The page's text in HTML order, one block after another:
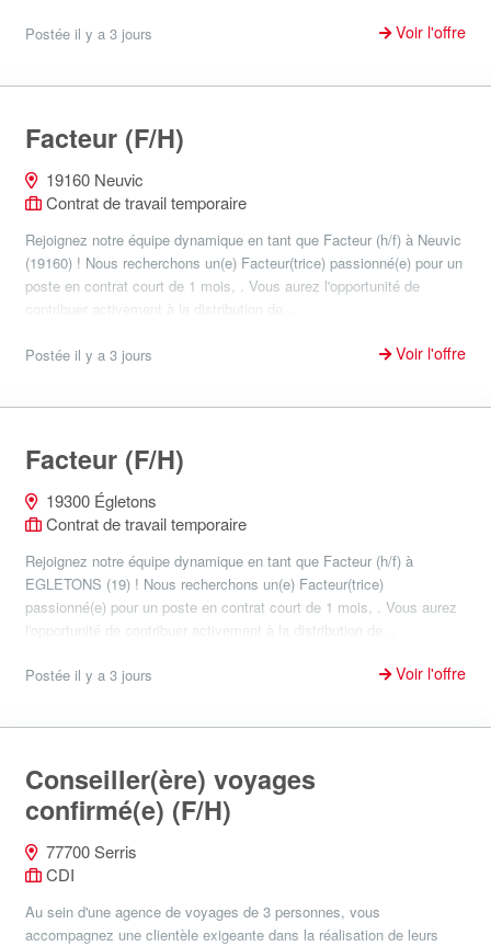
Postée il y a 3 jours Voir l'offre
Facteur (F/H)
19160 Neuvic
Contrat de travail temporaire
Rejoignez notre équipe dynamique en tant que Facteur (h/f) à Neuvic
(19160) ! Nous recherchons un(e) Facteur(trice) passionné(e) pour un
poste en contrat court de 1 mois, . Vous aurez l'opportunité de
contribuer activement à la distribution de...
Postée il y a 3 jours Voir l'offre
Facteur (F/H)
19300 Égletons
Contrat de travail temporaire
Rejoignez notre équipe dynamique en tant que Facteur (h/f) à
EGLETONS (19) ! Nous recherchons un(e) Facteur(trice)
passionné(e) pour un poste en contrat court de 1 mois, . Vous aurez
l'opportunité de contribuer activement à la distribution de...
Postée il y a 3 jours Voir l'offre
Conseiller(ère) voyages
confirmé(e) (F/H)
77700 Serris
CDI
Au sein d'une agence de voyages de 3 personnes, vous
accompagnez une clientèle exigeante dans la réalisation de leurs